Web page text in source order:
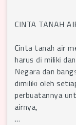
CINTA TANAH
Cinta tanah air
harus di miliki
Negara dan
dimiliki oleh
perbuatannya
airnya,
…